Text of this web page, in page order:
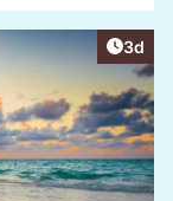
3d